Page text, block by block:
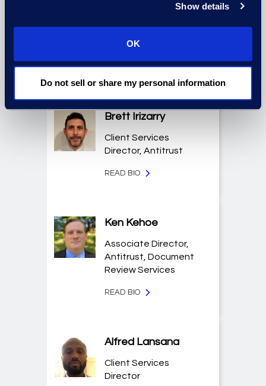
Show details
OK
Do not sell or share my personal information
Technologies
READ BIO
Brett Irizarry
Client Services
Director, Antitrust
READ BIO
Ken Kehoe
Associate Director,
Antitrust, Document
Review Services
READ BIO
Alfred Lansana
Client Services
Director